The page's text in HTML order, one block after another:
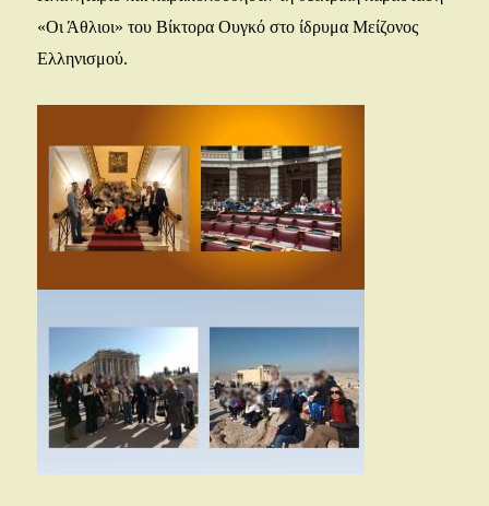
«Οι Άθλιοι» του Βίκτορα Ουγκό στο ίδρυμα Μείζονος
Ελληνισμού.